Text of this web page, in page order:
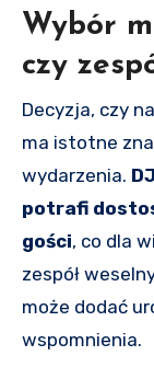
Wybór
czy
Decyzja, czy
ma istotne
wydarzenia.
potrafi
gości, co dla
zespół
może dodać
wspomnienia.